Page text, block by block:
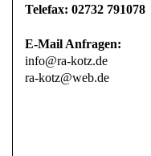
Telefax: 02732 791078
E-Mail Anfragen:
info@ra-kotz.de
ra-kotz@web.de